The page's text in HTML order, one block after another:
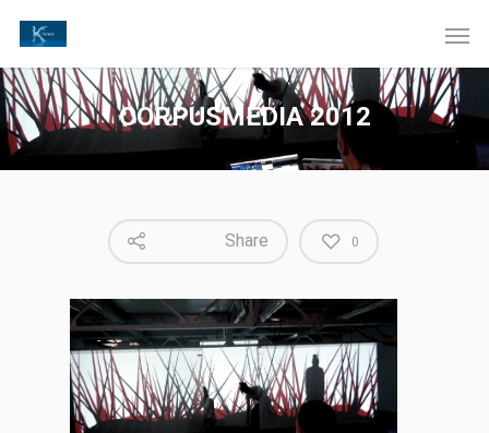
CORPUSMEDIA 2012
Share 0